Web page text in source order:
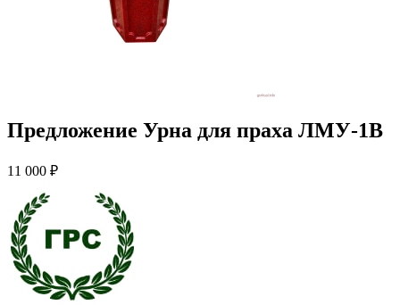
Предложение Урна для праха ЛМУ-1В
11 000 ₽